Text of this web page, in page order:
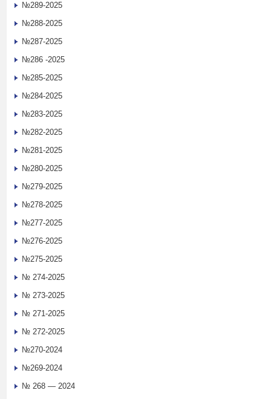
№289-2025
№288-2025
№287-2025
№286 -2025
№285-2025
№284-2025
№283-2025
№282-2025
№281-2025
№280-2025
№279-2025
№278-2025
№277-2025
№276-2025
№275-2025
№ 274-2025
№ 273-2025
№ 271-2025
№ 272-2025
№270-2024
№269-2024
№ 268 — 2024